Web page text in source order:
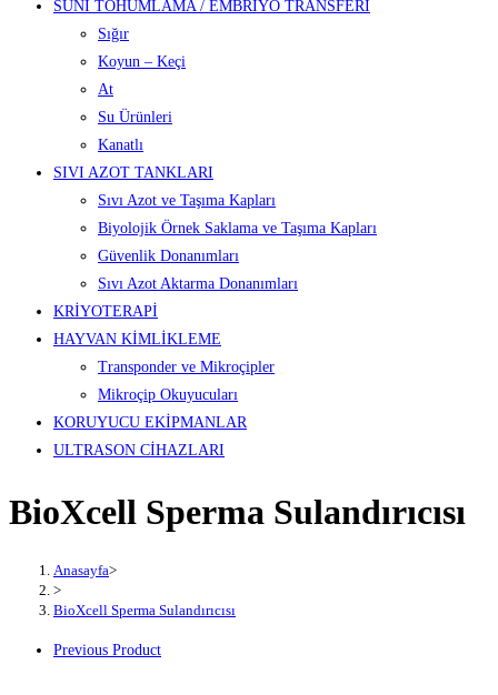
SUNİ TOHUMLAMA / EMBRİYO TRANSFERİ
Sığır
Koyun – Keçi
At
Su Ürünleri
Kanatlı
SIVI AZOT TANKLARI
Sıvı Azot ve Taşıma Kapları
Biyolojik Örnek Saklama ve Taşıma Kapları
Güvenlik Donanımları
Sıvı Azot Aktarma Donanımları
KRİYOTERAPİ
HAYVAN KİMLİKLEME
Transponder ve Mikroçipler
Mikroçip Okuyucuları
KORUYUCU EKİPMANLAR
ULTRASON CİHAZLARI
BioXcell Sperma Sulandırıcısı
Anasayfa>
>
BioXcell Sperma Sulandırıcısı
Previous Product